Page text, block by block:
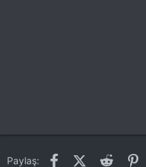
Paylaş: FacebookX (Twitter)
Reddit